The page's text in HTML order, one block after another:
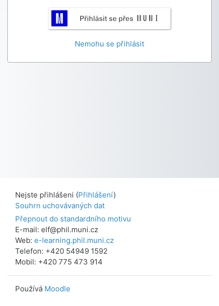
Nemohu se přihlásit
Nejste přihlášeni (Přihlášení)
Souhrn uchovávaných dat
Přepnout do standardního motivu
E-mail: elf@phil.muni.cz
Web: e-learning.phil.muni.cz
Telefon: +420 54949 1592
Mobil: +420 775 473 914
Používá Moodle